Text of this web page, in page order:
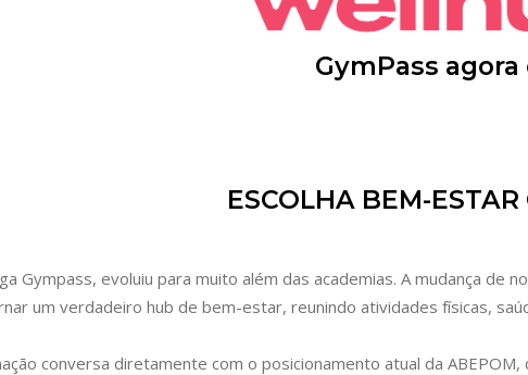
GymPass
ESCOLHA BEM-
Gympass, evoluiu para muito além das academias. A mudança de
um verdadeiro hub de bem-estar, reunindo atividades físicas,
conversa diretamente com o posicionamento atual da